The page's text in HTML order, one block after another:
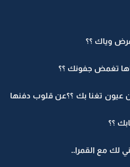
وياك ؟؟
تغمض جفونك ؟؟
عيون تغنا بك ؟؟عن قلوب دفنها
؟؟
لك مع القمرا..